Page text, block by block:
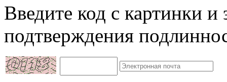
Введите код с картинки
подтверждения